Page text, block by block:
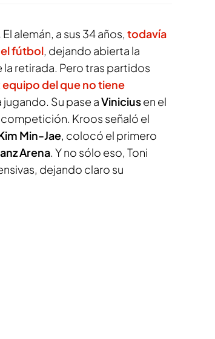
El alemán, a sus 34 años, todavía
fútbol, dejando abierta la
retirada. Pero tras partidos
equipo del que no tiene
Su pase aViniciusen el
Kroos señaló el
Min-Jae, colocó el primero
Arena. Y no sólo eso, Toni
dejando claro su